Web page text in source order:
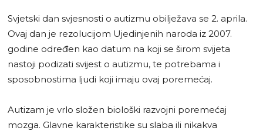
Svjetski dan svjesnosti o autizmu obilježava se 2. aprila.
Ovaj dan je rezolucijom Ujedinjenih naroda iz 2007.
godine određen kao datum na koji se širom svijeta
nastoji podizati svijest o autizmu, te potrebama i
sposobnostima ljudi koji imaju ovaj poremećaj.
Autizam je vrlo složen biološki razvojni poremećaj
mozga. Glavne karakteristike su slaba ili nikakva